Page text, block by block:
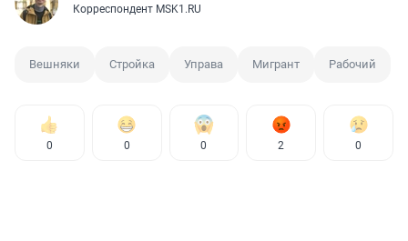
Корреспондент MSK1.RU
Вешняки Стройка Управа Мигрант Рабочий
0 0 0 2 0